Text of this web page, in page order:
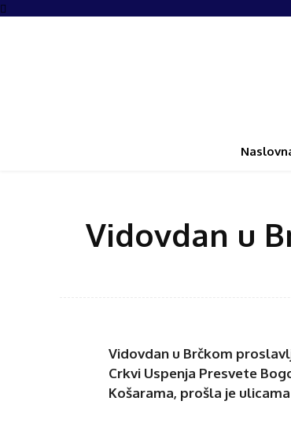
Vidovdan u
Vidovdan u Brčkom
Crkvi Uspenja Presvete
Košarama, prošla je